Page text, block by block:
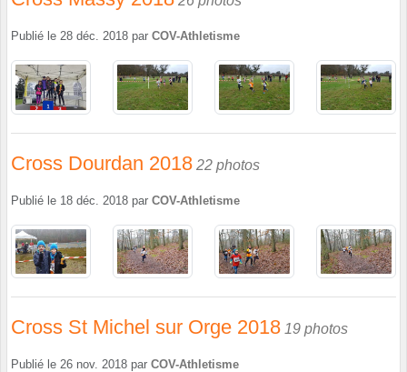
Publié le 28 déc. 2018 par COV-Athletisme
Cross Dourdan 2018 22 photos
Publié le 18 déc. 2018 par COV-Athletisme
Cross St Michel sur Orge 2018 19 photos
Publié le 26 nov. 2018 par COV-Athletisme